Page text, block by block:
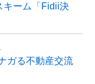
キーム「Fidii決
ガる不動産交流